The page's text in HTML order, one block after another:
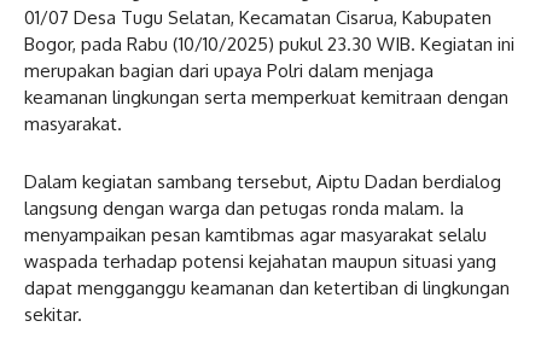
01/07 Desa Tugu Selatan, Kecamatan Cisarua, Kabupaten
Bogor, pada Rabu (10/10/2025) pukul 23.30 WIB. Kegiatan ini
merupakan bagian dari upaya Polri dalam menjaga
keamanan lingkungan serta memperkuat kemitraan dengan
masyarakat.
Dalam kegiatan sambang tersebut, Aiptu Dadan berdialog
langsung dengan warga dan petugas ronda malam. Ia
menyampaikan pesan kamtibmas agar masyarakat selalu
waspada terhadap potensi kejahatan maupun situasi yang
dapat mengganggu keamanan dan ketertiban di lingkungan
sekitar.